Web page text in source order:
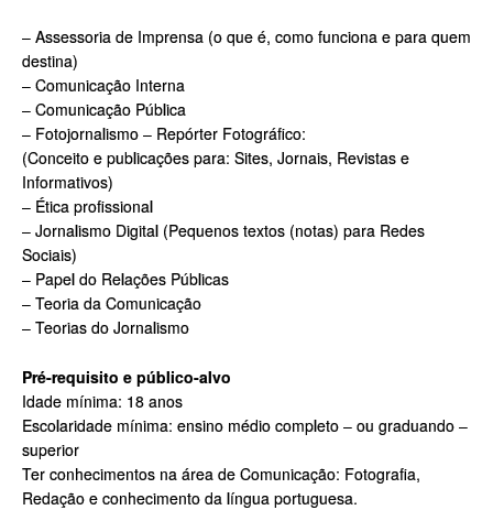
– Assessoria de Imprensa (o que é, como funciona e para quem
destina)
– Comunicação Interna
– Comunicação Pública
– Fotojornalismo – Repórter Fotográfico:
(Conceito e publicações para: Sites, Jornais, Revistas e
Informativos)
– Ética profissional
– Jornalismo Digital (Pequenos textos (notas) para Redes
Sociais)
– Papel do Relações Públicas
– Teoria da Comunicação
– Teorias do Jornalismo
Pré-requisito e público-alvo
Idade mínima: 18 anos
Escolaridade mínima: ensino médio completo – ou graduando –
superior
Ter conhecimentos na área de Comunicação: Fotografia,
Redação e conhecimento da língua portuguesa.